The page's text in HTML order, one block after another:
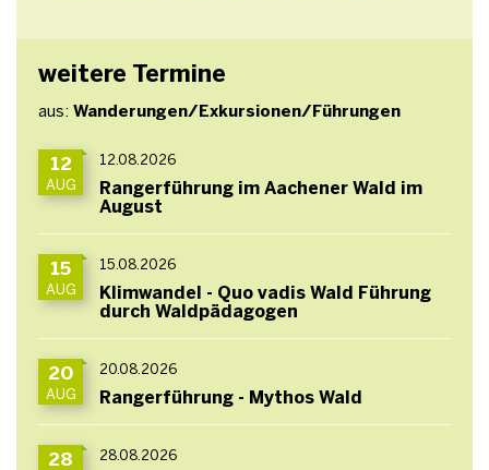
weitere Termine
aus: Wanderungen/Exkursionen/Führungen
12
AUG
12.08.2026
Rangerführung im Aachener Wald im
August
15
AUG
15.08.2026
Klimwandel - Quo vadis Wald Führung
durch Waldpädagogen
20
AUG
20.08.2026
Rangerführung - Mythos Wald
28 28.08.2026